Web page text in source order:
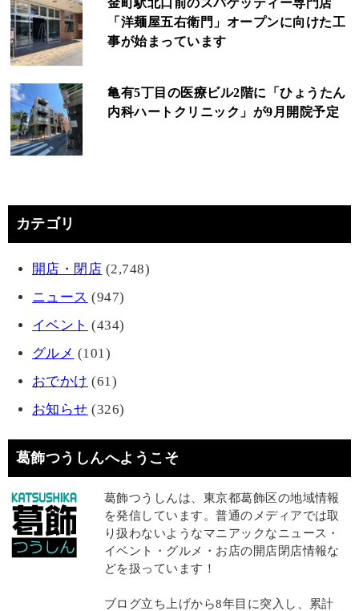
「洋麺屋五右衛門」オープンに向けた工
事が始まっています
亀有5丁目の医療ビル2階に「ひょうたん
内科ハートクリニック」が9月開院予定
カテゴリ
開店・閉店 (2,748)
ニュース (947)
イベント (434)
グルメ (101)
おでかけ (61)
お知らせ (326)
葛飾つうしんへようこそ
葛飾つうしんは、東京都葛飾区の地域情報
を発信しています。普通のメディアでは取
り扱わないようなマニアックなニュース・
イベント・グルメ・お店の開店閉店情報な
どを扱っています！
ブログ立ち上げから8年目に突入し、累計